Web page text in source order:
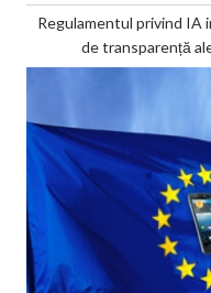
Regulamentul privind IA
de transparență